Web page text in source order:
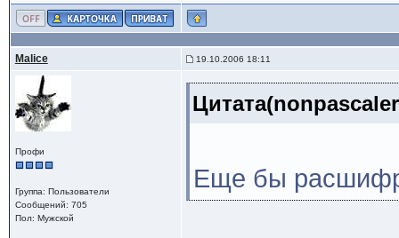
Malice 19.10.2006 18:11
Профи
Группа: Пользователи
Сообщений: 705
Пол: Мужской
Еще бы